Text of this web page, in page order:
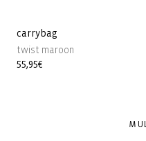
carrybag
twist maroon
Normale
55,95€